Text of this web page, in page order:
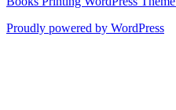
Proudly powered by WordPress